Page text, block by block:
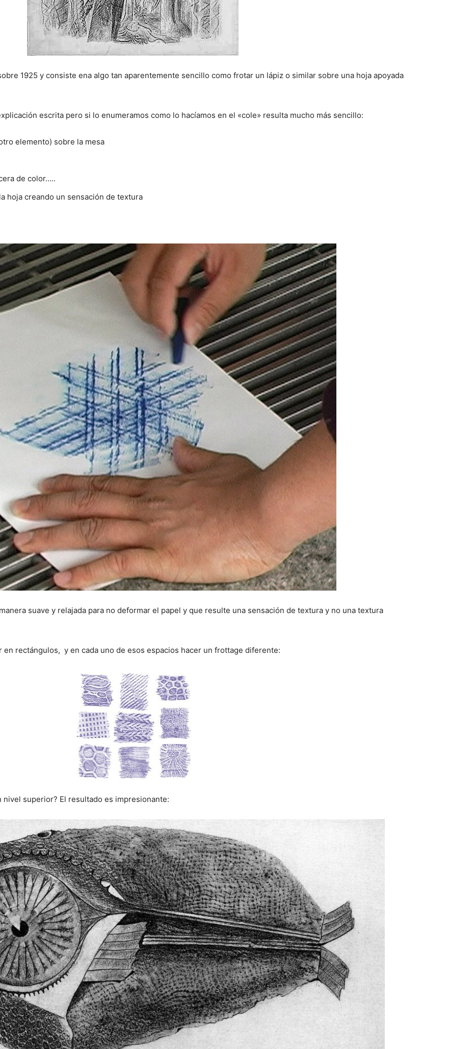
1925 y consiste ena algo tan aparentemente sencillo como frotar un lápiz o similar sobre una hoja apoyada
escrita pero si lo enumeramos como lo hacíamos en el «cole» resulta mucho más sencillo:
elemento) sobre la mesa
de color…..
hoja creando un sensación de textura
suave y relajada para no deformar el papel y que resulte una sensación de textura y no una textura
en rectángulos, y en cada uno de esos espacios hacer un frottage diferente:
superior? El resultado es impresionante: